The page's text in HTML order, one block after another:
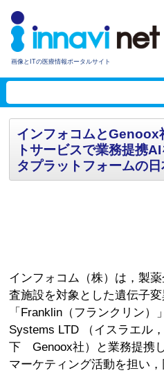
画像とITの医療情報ポータルサイト
インフォコムとGenoox
トサービスで業務提携
タプラットフォームの
インフォコム（株）は，製
査施設を対象とした遺伝子
「Franklin（フランクリン
Systems LTD （イスラエル
下 Genoox社）と業務提携
マーケティング活動を担い